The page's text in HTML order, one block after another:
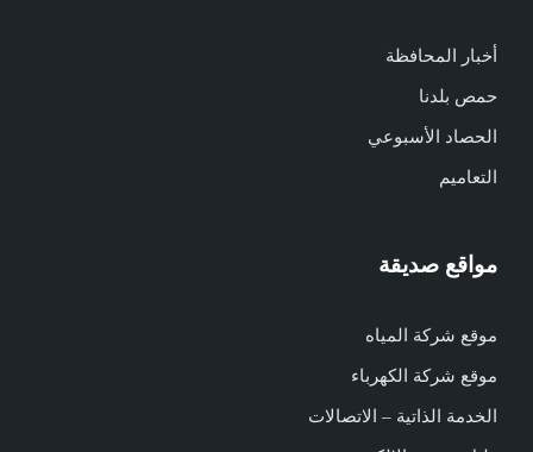
أخبار المحافظة
حمص بلدنا
الحصاد الأسبوعي
التعاميم
مواقع صديقة
موقع شركة المياه
موقع شركة الكهرباء
الخدمة الذاتية – الاتصالات